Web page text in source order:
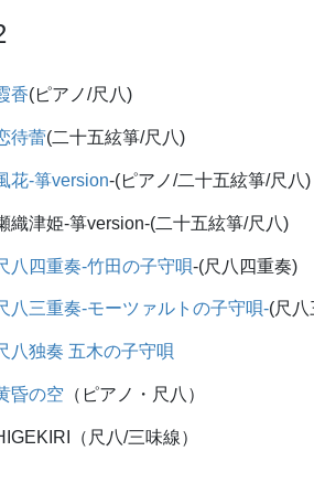
香(ピアノ/尺八)
待蕾(二十五絃箏/尺八)
花-箏version-(ピアノ/二十五絃箏/尺八)
織津姫-箏version-(二十五絃箏/尺八)
八四重奏-竹田の子守唄-(尺八四重奏)
八三重奏-モーツァルトの子守唄-(尺八
八独奏 五木の子守唄
昏の空 （ピアノ・尺八）
（尺八/三味線）